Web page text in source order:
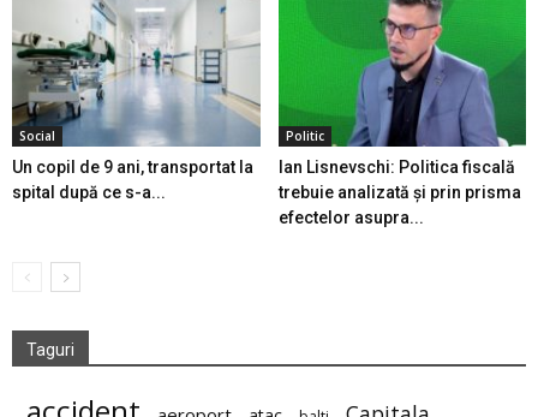
Social
Un copil de 9 ani, transportat la
spital după ce s-a...
Politic
Ian Lisnevschi: Politica fiscală
trebuie analizată și prin prisma
efectelor asupra...
Taguri